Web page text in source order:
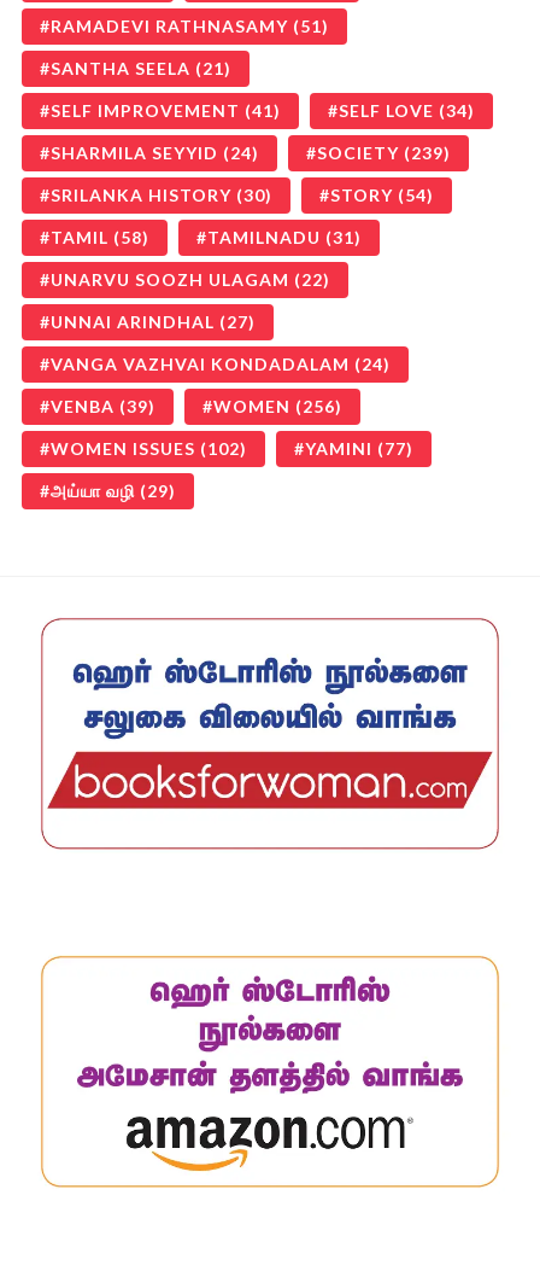
RAMADEVI RATHNASAMY (51)
SANTHA SEELA (21)
SELF IMPROVEMENT (41) SELF LOVE (34)
SHARMILA SEYYID (24) SOCIETY (239)
SRILANKA HISTORY (30) STORY (54)
TAMIL (58) TAMILNADU (31)
UNARVU SOOZH ULAGAM (22)
UNNAI ARINDHAL (27)
VANGA VAZHVAI KONDADALAM (24)
VENBA (39) WOMEN (256)
WOMEN ISSUES (102) YAMINI (77)
அய்யா வழி (29)